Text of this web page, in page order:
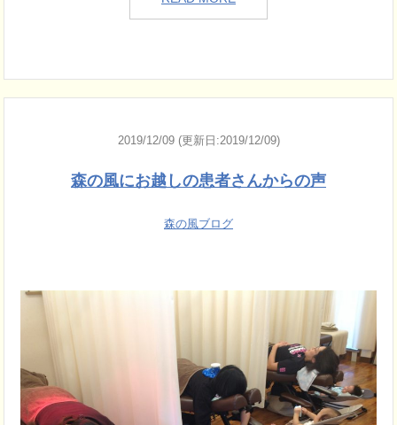
2019/12/09 (更新日:2019/12/09)
森の風にお越しの患者さんからの声
森の風ブログ